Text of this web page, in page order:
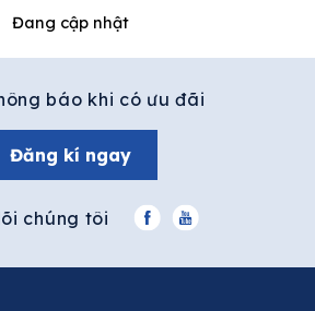
Đang cập nhật
báo khi có ưu đãi
Đăng kí ngay
chúng tôi